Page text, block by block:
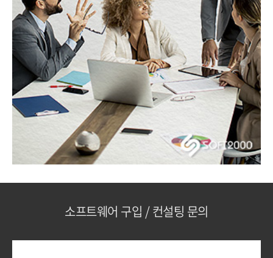
소프트웨어 구입 / 컨설팅 문의